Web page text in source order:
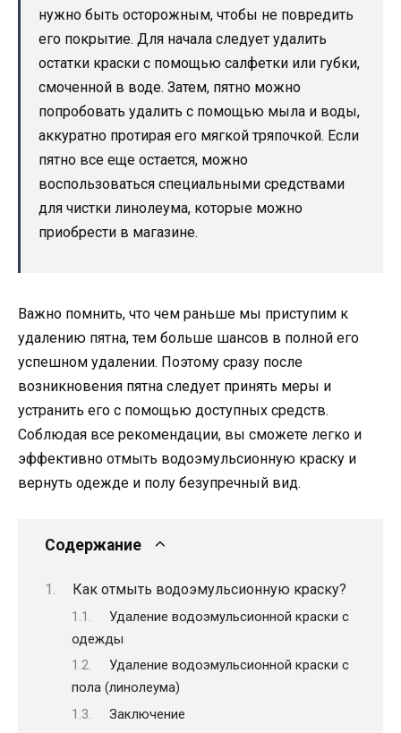
нужно быть осторожным, чтобы не повредить
его покрытие. Для начала следует удалить
остатки краски с помощью салфетки или губки,
смоченной в воде. Затем, пятно можно
попробовать удалить с помощью мыла и воды,
аккуратно протирая его мягкой тряпочкой. Если
пятно все еще остается, можно
воспользоваться специальными средствами
для чистки линолеума, которые можно
приобрести в магазине.
Важно помнить, что чем раньше мы приступим к
удалению пятна, тем больше шансов в полной его
успешном удалении. Поэтому сразу после
возникновения пятна следует принять меры и
устранить его с помощью доступных средств.
Соблюдая все рекомендации, вы сможете легко и
эффективно отмыть водоэмульсионную краску и
вернуть одежде и полу безупречный вид.
Содержание
Как отмыть водоэмульсионную краску?
Удаление водоэмульсионной краски с
одежды
Удаление водоэмульсионной краски с
пола (линолеума)
Заключение